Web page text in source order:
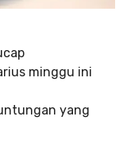
minggu ini
yang